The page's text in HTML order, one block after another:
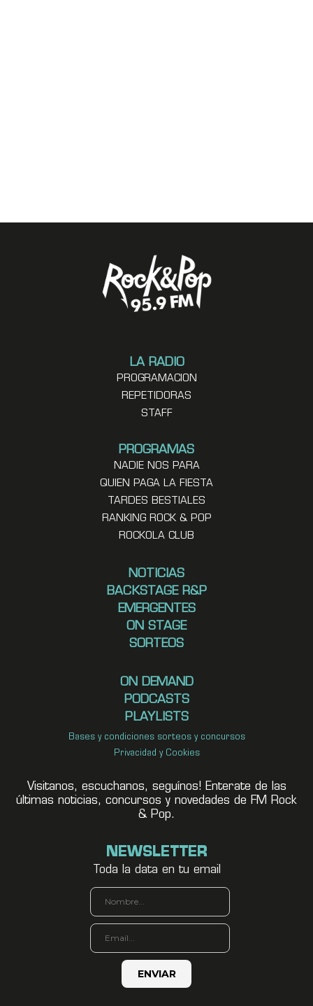
LA RADIO
PROGRAMACION
REPETIDORAS
STAFF
PROGRAMAS
NADIE NOS PARA
QUIEN PAGA LA FIESTA
TARDES BESTIALES
RANKING ROCK & POP
ROCKOLA CLUB
NOTICIAS
BACKSTAGE R&P
EMERGENTES
ON STAGE
SORTEOS
ON DEMAND
PODCASTS
PLAYLISTS
Bases y condiciones sorteos y concursos
Privacidad y Cookies
Visitanos, escuchanos, seguínos! Enterate de las
últimas noticias, concursos y novedades de FM Rock
& Pop.
NEWSLETTER
Toda la data en tu email